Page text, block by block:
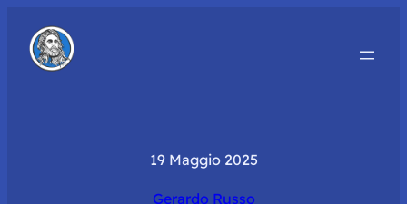
19 Maggio 2025
Gerardo Russo